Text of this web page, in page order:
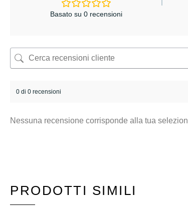
Basato su 0 recensioni
0 di 0 recensioni
Nessuna recensione corrisponde alla tua
PRODOTTI SIMILI